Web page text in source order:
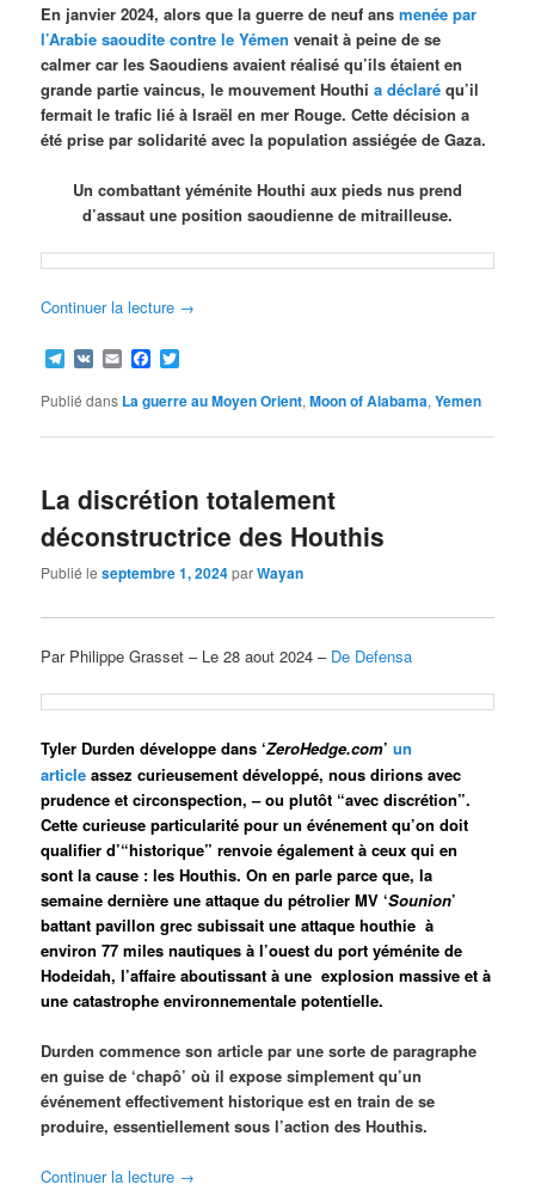
En janvier 2024, alors que la guerre de neuf ansmenée par
l’Arabie saoudite contre le Yémen venait à peine de se
calmer car les Saoudiens avaient réalisé qu’ils étaient en
grande partie vaincus, le mouvement Houthia déclaré qu’il
fermait le trafic lié à Israël en mer Rouge. Cette décision a
été prise par solidarité avec la population assiégée de Gaza.
Un combattant yéménite Houthi aux pieds nus prend
d’assaut une position saoudienne de mitrailleuse.
Continuer la lecture →
Telegram
VK EmailFacebook
Publié dans La guerre au Moyen Orient,Moon of Alabama,Yemen
La discrétion totalement
déconstructrice des Houthis
Publié leseptembre 1, 2024parWayan
Par Philippe Grasset – Le 28 aout 2024 – De Defensa
Tyler Durden développe dans ‘ZeroHedge.com’un
article assez curieusement développé, nous dirions avec
prudence et circonspection, – ou plutôt “avec discrétion”.
Cette curieuse particularité pour un événement qu’on doit
qualifier d’“historique” renvoie également à ceux qui en
sont la cause : les Houthis. On en parle parce que, la
semaine dernière une attaque du pétrolier MV ‘Sounion’
battant pavillon grec subissait une attaque houthie à
environ 77 miles nautiques à l’ouest du port yéménite de
Hodeidah, l’affaire aboutissant à une explosion massive et à
une catastrophe environnementale potentielle.
Durden commence son article par une sorte de paragraphe
en guise de ‘chapô’ où il expose simplement qu’un
événement effectivement historique est en train de se
produire, essentiellement sous l’action des Houthis.
Continuer la lecture →